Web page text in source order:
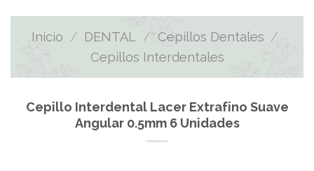
Inicio / DENTAL / Cepillos Dentales /
Cepillos Interdentales
Cepillo Interdental Lacer Extrafino Suave
Angular 0.5mm 6 Unidades